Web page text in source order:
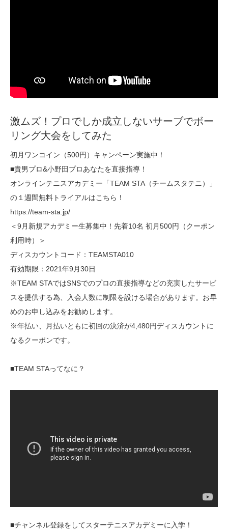
激ムズ！プロでしか成立しないサーブでボー
リング大会をしてみた
初月ワンコイン（500円）キャンペーン実施中！
■貴男プロ&小野田プロあなたを直接指導！
オンラインテニスアカデミー「TEAM STA（チームスタテニ）」
の１週間無料トライアルはこちら！
https://team-sta.jp/
＜9月新規アカデミー生募集中！先着10名 初月500円（クーポン
利用時）＞
ディスカウントコード：TEAMSTA010
有効期限：2021年9月30日
※TEAM STAではSNSでのプロの直接指導などの充実したサービ
スを提供する為、入会人数に制限を設ける場合があります。お早
めのお申し込みをお勧めします。
※年払い、月払いともに初回の決済が4,480円ディスカウントに
なるクーポンです。
■TEAM STAってなに？
■チャンネル登録をしてスターテニスアカデミーに入学！